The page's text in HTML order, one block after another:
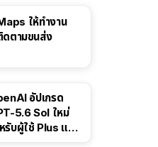
ให้ทำงาน
ดตามขนส่ง
อัปเกรด
5.6 Sol ใหม่
รับผู้ใช้ Plus และ